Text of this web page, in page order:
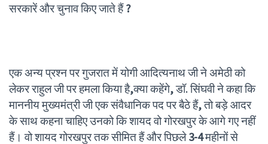
सरकारें और चुनाव किए जाते हैं?
एक अन्य प्रश्न पर गुजरात में योगी आदित्यनाथ जी ने अमेठी को
लेकर राहुल जी पर हमला किया है,क्या कहेंगे,डॉ. सिंघवी ने कहा कि
माननीय मुख्यमंत्री जी एक संवैधानिक पद पर बैठे हैं,तो बड़े आदर
के साथ कहना चाहिए उनको कि शायद वो गोरखपुर के आगे गए नहीं
हैं। वो शायद गोरखपुर तक सीमित हैं और पिछले3-4महीनों से